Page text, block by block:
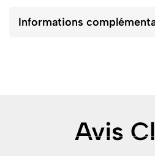
Informations
Avis